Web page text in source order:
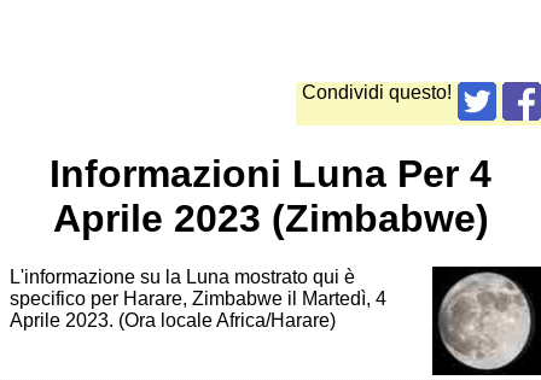
Condividi questo!
Informazioni Luna Per 4
Aprile 2023 (Zimbabwe)
L'informazione su la Luna mostrato qui è
specifico per Harare, Zimbabwe il Martedì, 4
Aprile 2023. (Ora locale Africa/Harare)